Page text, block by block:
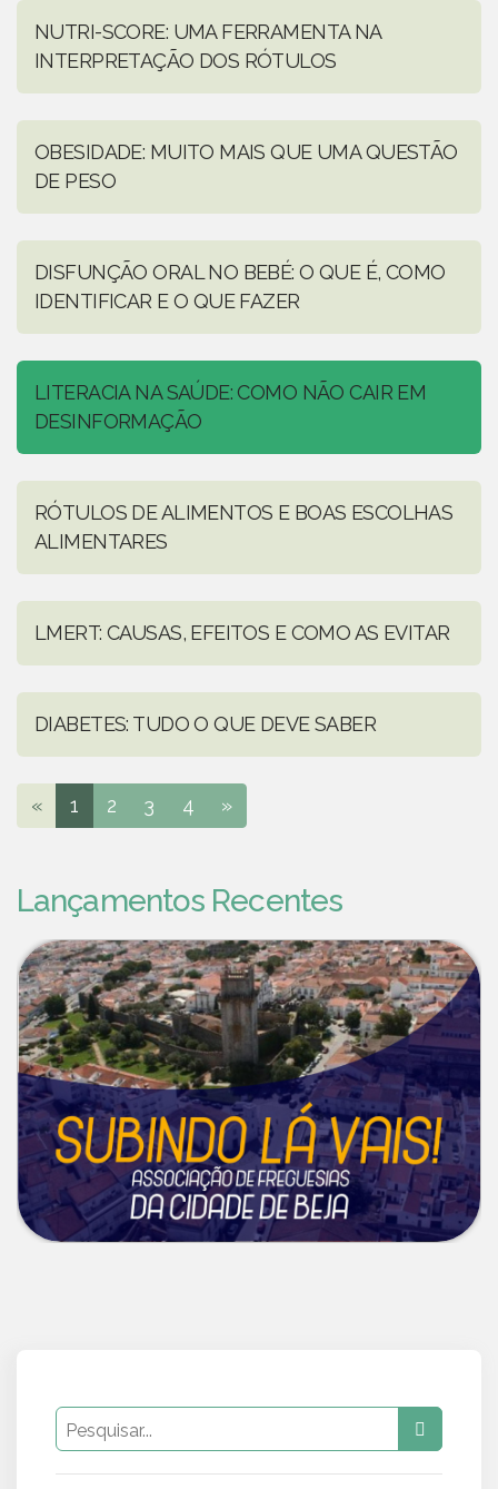
NUTRI-SCORE: UMA FERRAMENTA NA
INTERPRETAÇÃO DOS RÓTULOS
OBESIDADE: MUITO MAIS QUE UMA QUESTÃO
DE PESO
DISFUNÇÃO ORAL NO BEBÉ: O QUE É, COMO
IDENTIFICAR E O QUE FAZER
LITERACIA NA SAÚDE: COMO NÃO CAIR EM
DESINFORMAÇÃO
RÓTULOS DE ALIMENTOS E BOAS ESCOLHAS
ALIMENTARES
LMERT: CAUSAS, EFEITOS E COMO AS EVITAR
DIABETES: TUDO O QUE DEVE SABER
« 1 2 3 4 »
Lançamentos Recentes